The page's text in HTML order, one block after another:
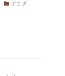
ブログ